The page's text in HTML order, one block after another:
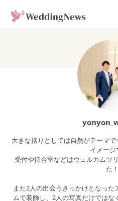
大きな括りとしては自然がテーマ
イメージ
受付や待合室などはウェルカムツ
た！
また2人の出会うきっかけとなっ
ムで装飾し、2人の写真だけでは